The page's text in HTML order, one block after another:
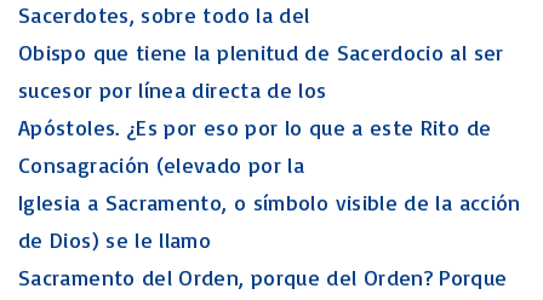
Sacerdotes, sobre todo la del
Obispo que tiene la plenitud de Sacerdocio al ser
sucesor por línea directa de los
Apóstoles. ¿Es por eso por lo que a este Rito de
Consagración (elevado por la
Iglesia a Sacramento, o símbolo visible de la acción
de Dios) se le llamo
Sacramento del Orden, porque del Orden? Porque